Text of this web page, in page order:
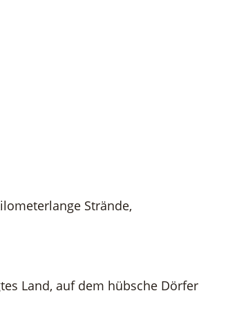
Strände,
Land, auf dem hübsche Dörfer